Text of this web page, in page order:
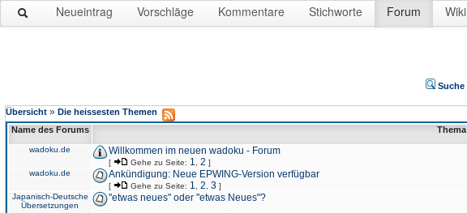
Neueintrag Vorschläge Kommentare Stichworte Forum Wiki
Suche
Übersicht » Die heissesten Themen
Name des Forums
Thema
wadoku.de Willkommen im neuen wadoku - Forum
[ Gehe zu Seite: 1 2 ]
wadoku.de Ankündigung: Neue EPWING-Version verfügbar
[ Gehe zu Seite: 1 2 3 ]
Japanisch-Deutsche
Übersetzungen
"etwas neues" oder "etwas Neues"?